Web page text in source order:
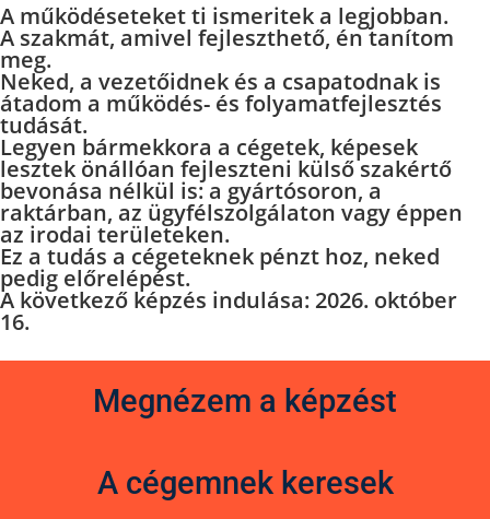
A működéseteketti ismeritek a legjobban.
A szakmát, amivel fejleszthető, én tanítom
meg.
Neked, a vezetőidnek és a csapatodnak is
átadom a működés- és folyamatfejlesztés
tudását.
Legyen bármekkora a cégetek, képesek
lesztek önállóan fejleszteni külső szakértő
bevonása nélkül is: a gyártósoron, a
raktárban, az ügyfélszolgálaton vagy éppen
az irodai területeken.
Ez a tudás a cégeteknek pénzt hoz, neked
pedig előrelépést.
A következő képzés indulása: 2026. október
16.
Megnézem a képzést
A cégemnek keresek